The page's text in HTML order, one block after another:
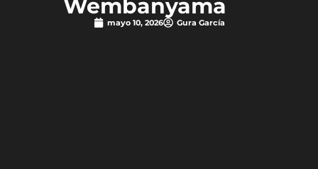
Wembanyama
mayo 10, 2026 Gura García